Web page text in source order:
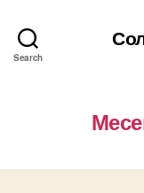
Search